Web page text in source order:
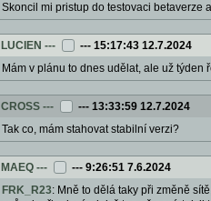
Skoncil mi pristup do testovaci betaverze
LUCIEN --- --- 15:17:43 12.7.2024
Mám v plánu to dnes udělat, ale už
CROSS --- --- 13:33:59 12.7.2024
Tak co, mám stahovat stabilní verzi?
MAEQ --- --- 9:26:51 7.6.2024
FRK_R23: Mně to dělá taky při změně